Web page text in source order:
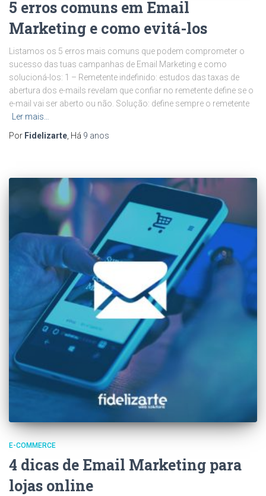
5 erros comuns em Email
Marketing e como evitá-los
Listamos os 5 erros mais comuns que podem comprometer o
sucesso das tuas campanhas de Email Marketing e como
solucioná-los: 1 – Remetente indefinido: estudos das taxas de
abertura dos e-mails revelam que confiar no remetente define se o
e-mail vai ser aberto ou não. Solução: define sempre o remetente
Ler mais…
Por Fidelizarte , Há 9 anos
E-COMMERCE
4 dicas de Email Marketing para
lojas online